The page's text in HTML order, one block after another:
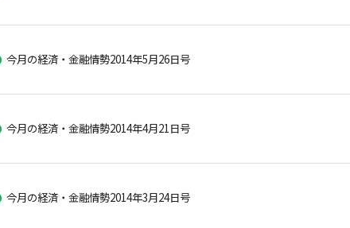
今月の経済・金融情勢2014年5月26日号
今月の経済・金融情勢2014年4月21日号
今月の経済・金融情勢2014年3月24日号